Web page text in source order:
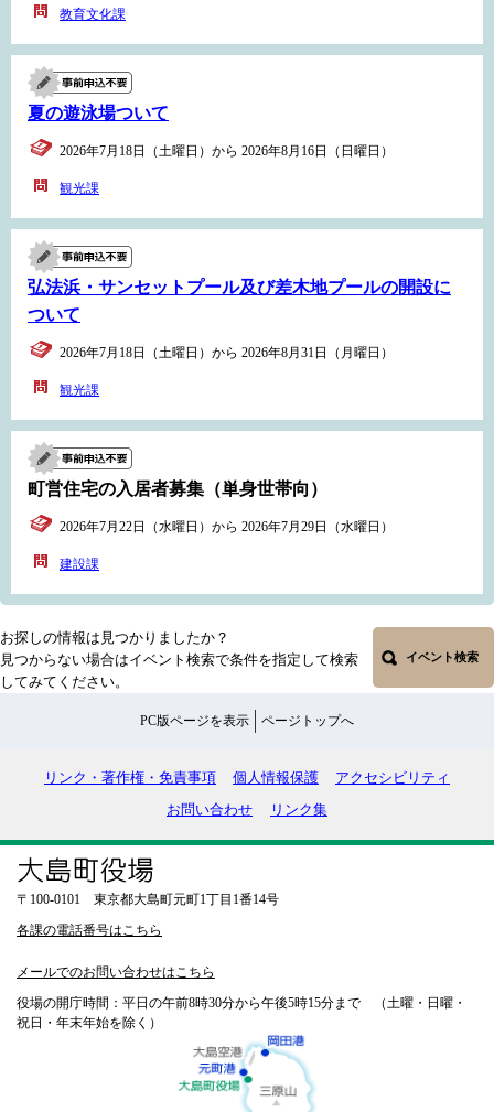
教育文化課
夏の遊泳場ついて
2026年7月18日（土曜日）から 2026年8月16日（日曜日）
観光課
弘法浜・サンセットプール及び差木地プールの開設に
ついて
2026年7月18日（土曜日）から 2026年8月31日（月曜日）
観光課
町営住宅の入居者募集（単身世帯向）
2026年7月22日（水曜日）から 2026年7月29日（水曜日）
建設課
お探しの情報は見つかりましたか？
見つからない場合はイベント検索で条件を指定して検索
してみてください。
イベント検索
PC版ページを表示 ページトップへ
リンク・著作権・免責事項 個人情報保護 アクセシビリティ
お問い合わせ リンク集
〒100-0101 東京都大島町元町1丁目1番14号
各課の電話番号はこちら
メールでのお問い合わせはこちら
役場の開庁時間：平日の午前8時30分から午後5時15分まで （土曜・日曜・
祝日・年末年始を除く）